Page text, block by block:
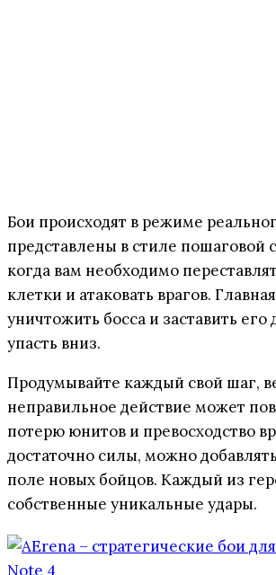
Бои происходят в режиме
представлены в стиле пошаговой
когда вам необходимо
клетки и атаковать врагов.
уничтожить босса и заставить
упасть вниз.
Продумывайте каждый свой шаг,
неправильное действие может
потерю юнитов и превосходство
достаточно силы, можно
поле новых бойцов. Каждый из
собственные уникальные удары.